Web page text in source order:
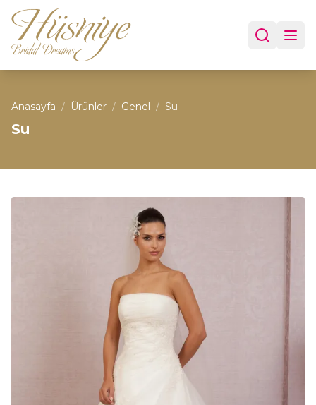
Anasayfa / Ürünler / Genel / Su
Su